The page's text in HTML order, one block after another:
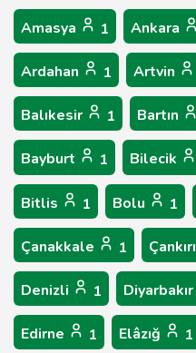
Amasya 1 Ankara
Ardahan 1 Artvin
Balıkesir 1 Bartın
Bayburt 1 Bilecik
Bitlis 1 Bolu 1
Çanakkale 1 Çankırı
Denizli 1 Diyarbakır
Edirne 1 Elâzığ 1